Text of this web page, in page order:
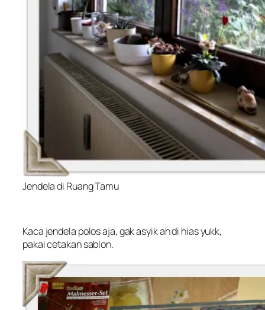
Jendela di Ruang Tamu
Kaca jendela polos aja,gakasyik ah di hias yukk,
pakai cetakan sablon.